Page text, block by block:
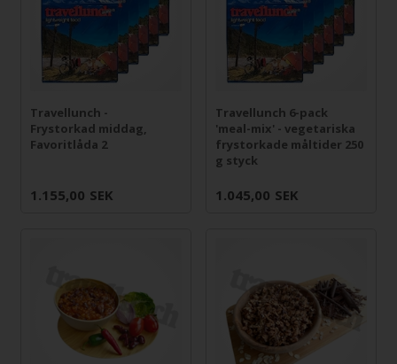
Travellunch -
Frystorkad middag,
Favoritlåda 2
1.155,00 SEK
Travellunch 6-pack
'meal-mix' - vegetariska
frystorkade måltider 250
g styck
1.045,00 SEK